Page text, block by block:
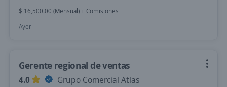
$ 16,500.00 (Mensual) + Comisiones
Ayer
Gerente regional de ventas
4.0
Grupo Comercial Atlas